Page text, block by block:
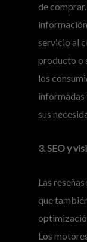
de
servicio al
producto o
los
informadas
sus
3. SEO y
Las
que
Los